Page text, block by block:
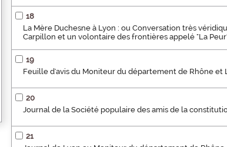
18
La Mère Duchesne à Lyon : ou Conversation très
Carpillon et un volontaire des frontières appelé "La
19
Feuille d'avis du Moniteur du département de Rhône et
20
Journal de la Société populaire des amis de la
21